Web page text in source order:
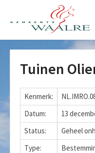
Tuinen
Kenmerk:
Datum:
13
Status:
Geheel
Type: